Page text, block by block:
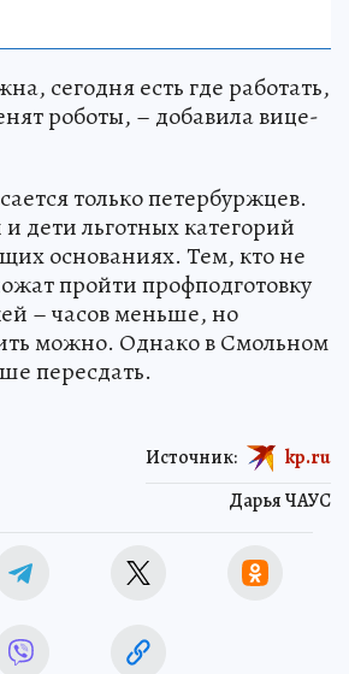
сегодня есть где работать,
роботы, – добавила вице-
только петербуржцев.
дети льготных категорий
основаниях. Тем, кто не
пройти профподготовку
– часов меньше, но
можно. Однако в Смольном
пересдать.
Дарья ЧАУС
Источник: kp.ru